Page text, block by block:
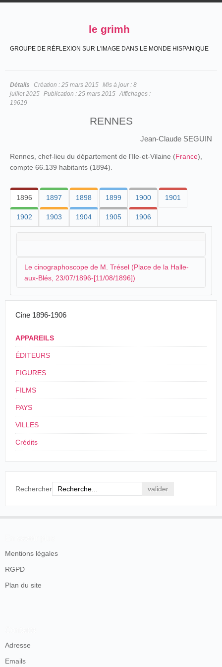
le grimh
GROUPE DE RÉFLEXION SUR L'IMAGE DANS LE MONDE HISPANIQUE
Détails Création : 25 mars 2015 Mis à jour : 8
juillet 2025 Publication : 25 mars 2015 Affichages :
19619
RENNES
Jean-Claude SEGUIN
Rennes, chef-lieu du département de l'Ile-et-Vilaine (France),
compte 66.139 habitants (1894).
1896 1897 1898 1899 1900 1901
1902 1903 1904 1905 1906
Le cinographoscope de M. Trésel (Place de la Halle-
aux-Blés, 23/07/1896-[11/08/1896])
de juillet 1896 où il organise des séances de
cinographoscope, un cinématographe breveté par les
frèresPipon
Halle-aux-Blés. Dès le 16 juillet,Le Petit Rennais
annonce l'arrivée prochaine de l'appareil :
Enfin, Rennes va avoir dans ses murs le
projections de photographies animées. Ce
toutes les villes de France qui, plus favorisées
tant de photographes amateurs ne restera pas
indifférente à cette dernière manifestation des
progrès incessants de la photographie. Nous
Le Petit Rennais,
Cine 1896-1906
APPAREILS
ÉDITEURS
FIGURES
FILMS
PAYS
VILLES
Crédits
Rechercher
Mentions légales
RGPD
Plan du site
Adresse
Emails